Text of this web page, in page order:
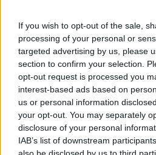
If you wish to opt-out of the sale,
processing of your personal or
targeted advertising by us, please
section to confirm your selection.
opt-out request is processed you
interest-based ads based on
us or personal information
your opt-out. You may separately
disclosure of your personal
IAB’s list of downstream
Nemusí to byť len
levanduľa! 7 fialových
krások, ktoré rozžiaria
vašu záhradu